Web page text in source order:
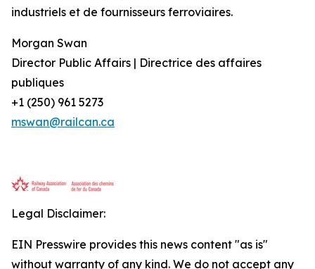
industriels et de fournisseurs ferroviaires.
Morgan Swan
Director Public Affairs | Directrice des affaires
publiques
+1 (250) 961 5273
mswan@railcan.ca
Legal Disclaimer:
EIN Presswire provides this news content "as is"
without warranty of any kind. We do not accept any